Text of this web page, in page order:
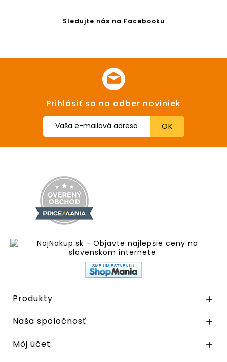
Sledujte nás na Facebooku
Prihlásiť sa na odber noviniek
Produkty 
Naša spoločnosť 
Môj účet 